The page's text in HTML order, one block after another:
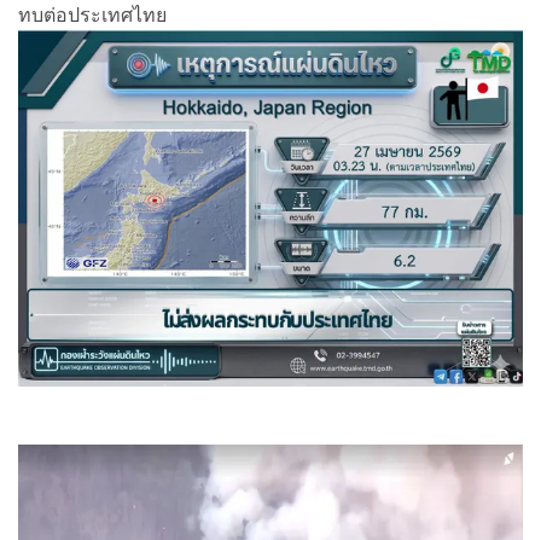
ทบต่อประเทศไทย